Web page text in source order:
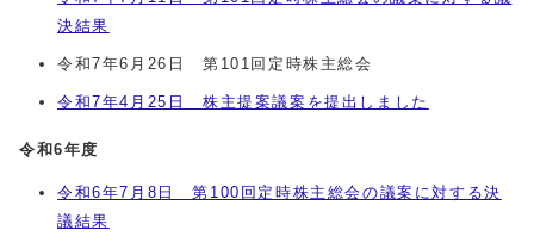
決結果
令和7年6月26日 第101回定時株主総会
令和7年4月25日 株主提案議案を提出しました
令和6年度
令和6年7月8日 第100回定時株主総会の議案に対する決
議結果